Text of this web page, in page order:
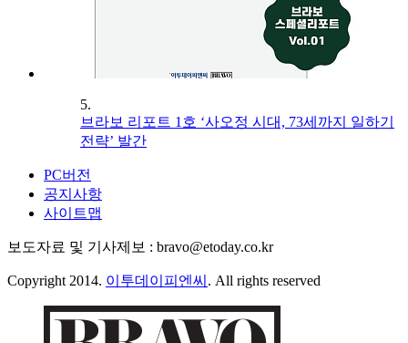
5.
브라보 리포트 1호 ‘사오정 시대, 73세까지 일하기
전략’ 발간
PC버전
공지사항
사이트맵
보도자료 및 기사제보 : bravo@etoday.co.kr
Copyright 2014. 이투데이피엔씨 . All rights reserved